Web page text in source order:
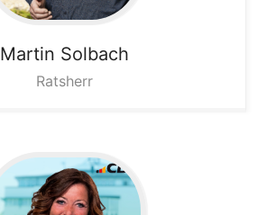
Martin Solbach
Ratsherr